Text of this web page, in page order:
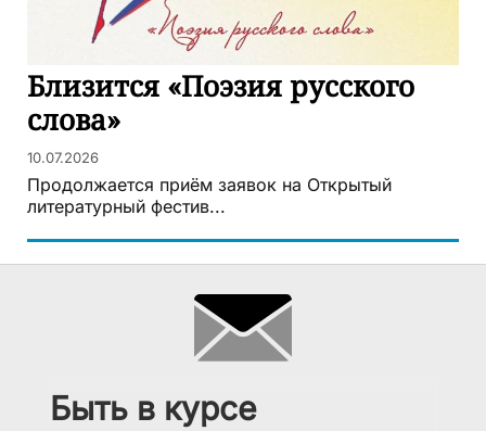
Близится «Поэзия русского
слова»
10.07.2026
Продолжается приём заявок на Открытый
литературный фестив...
Быть в курсе